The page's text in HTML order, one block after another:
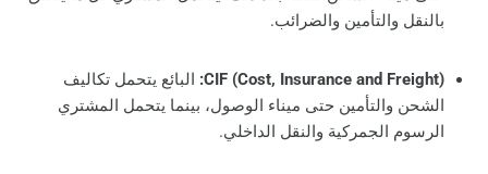
بالنقل والتأمين والضرائب.
CIF (Cost, Insurance and Freight): البائع يتحمل تكاليف
الشحن والتأمين حتى ميناء الوصول، بينما يتحمل المشتري
الرسوم الجمركية والنقل الداخلي.